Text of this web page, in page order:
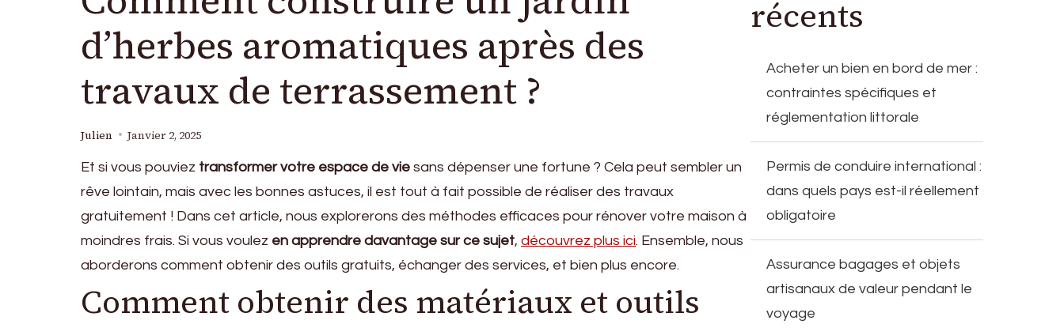
d’herbes aromatiques après des
travaux de terrassement ?
Julien Janvier 2, 2025
Et si vous pouviez transformer votre espace de vie sans dépenser une fortune ? Cela peut sembler un
rêve lointain, mais avec les bonnes astuces, il est tout à fait possible de réaliser des travaux
gratuitement ! Dans cet article, nous explorerons des méthodes efficaces pour rénover votre maison à
moindres frais. Si vous voulez en apprendre davantage sur ce sujet, découvrez plus ici. Ensemble, nous
aborderons comment obtenir des outils gratuits, échanger des services, et bien plus encore.
Comment obtenir des matériaux et outils
récents
Acheter un bien en bord de mer :
contraintes spécifiques et
réglementation littorale
Permis de conduire international :
dans quels pays est-il réellement
obligatoire
Assurance bagages et objets
artisanaux de valeur pendant le
voyage